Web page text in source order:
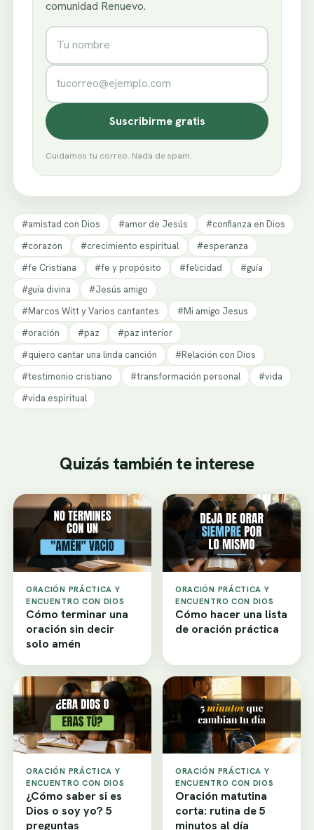
comunidad Renuevo.
Nombre
Correo electrónico
Suscribirme gratis
Cuidamos tu correo. Nada de spam.
#amistad con Dios #amor de Jesús
#confianza en Dios
#corazon
#crecimiento espiritual
#esperanza
#fe Cristiana
#fe y propósito #felicidad
#guía
#guía divina
#Jesús amigo
#Marcos Witt y Varios cantantes
#Mi amigo Jesus
#oración
#paz
#paz interior
#quiero cantar una linda canción
#Relación con Dios
#testimonio cristiano
#transformación personal
#vida
#vida espiritual
Quizás también te interese
ORACIÓN PRÁCTICA Y
ENCUENTRO CON DIOS
Cómo terminar una
oración sin decir
solo amén
ORACIÓN PRÁCTICA Y
ENCUENTRO CON DIOS
Cómo hacer una lista
de oración práctica
ORACIÓN PRÁCTICA Y
ENCUENTRO CON DIOS
¿Cómo saber si es
Dios o soy yo? 5
preguntas
ORACIÓN PRÁCTICA Y
ENCUENTRO CON DIOS
Oración matutina
corta: rutina de 5
minutos al día